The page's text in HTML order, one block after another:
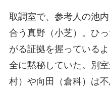
取調室で、参考人の池
合う真野（小芝）。ひ
がる証拠を握っている
全に黙秘していた。別
村）や向田（倉科）は